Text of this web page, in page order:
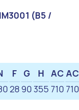
(B5 /
F G H AC AC
28 90 355 710 710